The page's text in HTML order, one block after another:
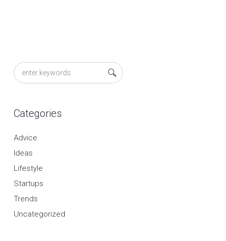
Categories
Advice
Ideas
Lifestyle
Startups
Trends
Uncategorized